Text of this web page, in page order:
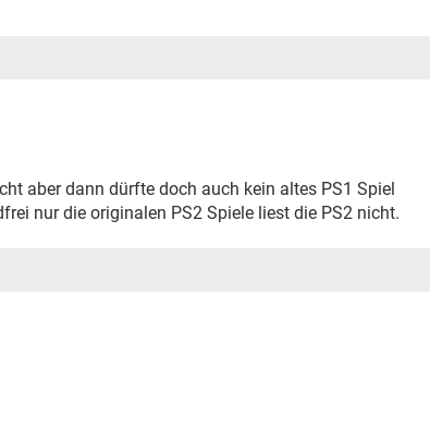
aber dann dürfte doch auch kein altes PS1 Spiel
nur die originalen PS2 Spiele liest die PS2 nicht.